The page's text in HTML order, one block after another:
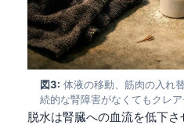
図3: 体液の移動、筋肉の入れ
続的な腎障害がなくてもクレ
脱水は腎臓への血流を低下さ